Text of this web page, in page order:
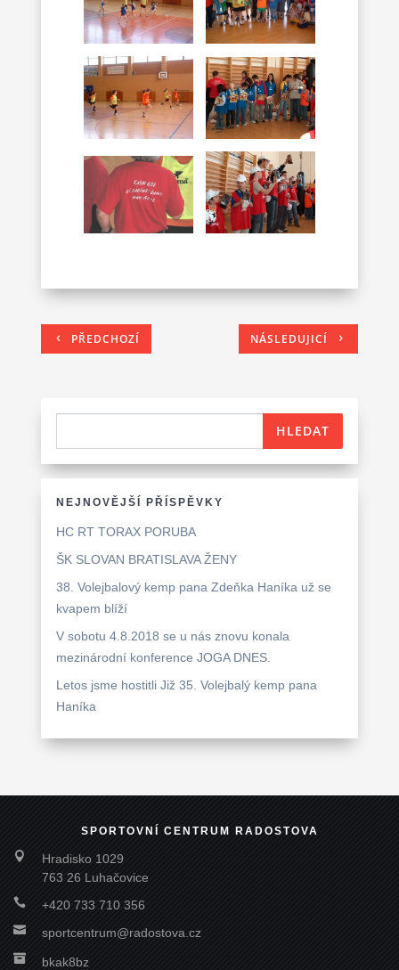
PŘEDCHOZÍ NÁSLEDUJICÍ
NEJNOVĚJŠÍ PŘÍSPĚVKY
HC RT TORAX PORUBA
ŠK SLOVAN BRATISLAVA ŽENY
38. Volejbalový kemp pana Zdeňka Haníka už se
kvapem blíží
V sobotu 4.8.2018 se u nás znovu konala
mezinárodní konference JOGA DNES.
Letos jsme hostitli Již 35. Volejbalý kemp pana
Haníka
SPORTOVNÍ CENTRUM RADOSTOVA

Hradisko 1029
763 26 Luhačovice
 +420 733 710 356
 sportcentrum@radostova.cz
 bkak8bz